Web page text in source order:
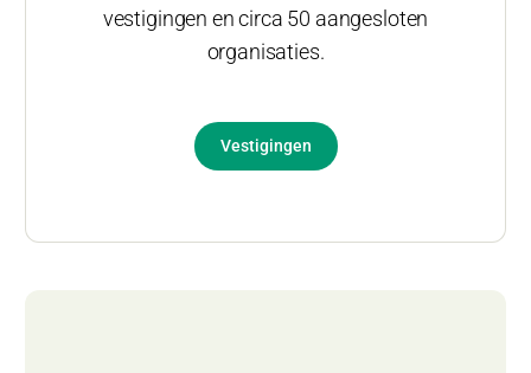
vestigingen en circa 50 aangesloten
organisaties.
Vestigingen